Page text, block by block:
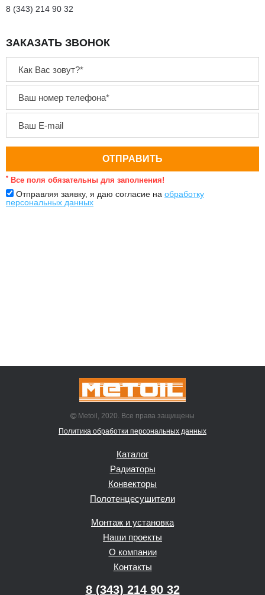
8 (343) 214 90 32
ЗАКАЗАТЬ ЗВОНОК
* Все поля обязательны для заполнения!
Отправляя заявку, я даю согласие на обработку
персональных данных
Metoil, 2020. Все права защищены
Политика обработки персональных данных
Каталог
Радиаторы
Конвекторы
Полотенцесушители
Монтаж и установка
Наши проекты
О компании
Контакты
8 (343) 214 90 32